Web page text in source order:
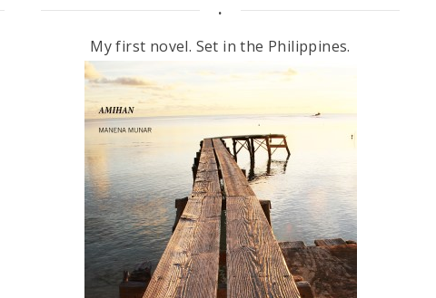
.
My first novel. Set in the Philippines.